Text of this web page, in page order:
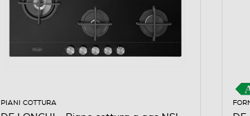
PIANI COTTURA